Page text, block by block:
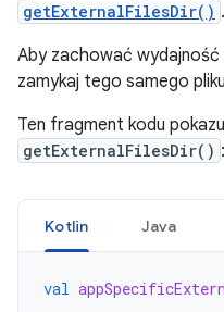
getExternalFilesDir() .
Aby zachować wydajność
zamykaj tego samego
Ten fragment kodu
getExternalFilesDir() :
Kotlin Java
val